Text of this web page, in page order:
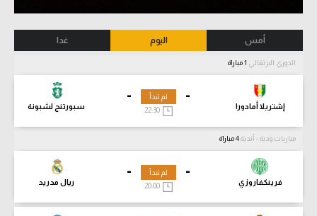
أمس اليوم غدا
الدوري البرتغالي
-
إشتريلا أمادورا
-
سبورتنج لشبونة
لم تبدأ
مباريات ودية - أندية
-
فرينكفاروزي
-
ريال مدريد
لم تبدأ